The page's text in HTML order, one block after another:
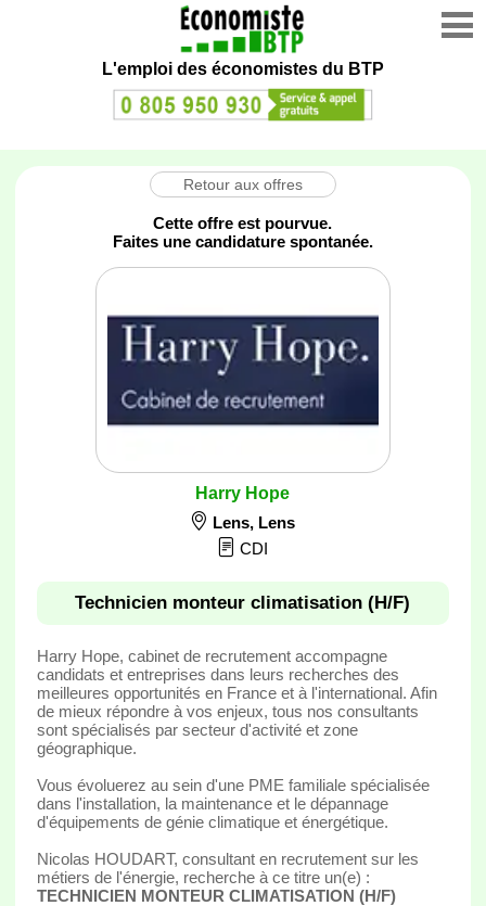
L'emploi des économistes du BTP
Retour aux offres
Cette offre est pourvue.
Faites une candidature spontanée.
Harry Hope
Lens, Lens
CDI
Technicien monteur climatisation (H/F)
Harry Hope, cabinet de recrutement accompagne
candidats et entreprises dans leurs recherches des
meilleures opportunités en France et à l'international. Afin
de mieux répondre à vos enjeux, tous nos consultants
sont spécialisés par secteur d'activité et zone
géographique.
Vous évoluerez au sein d'une PME familiale spécialisée
dans l'installation, la maintenance et le dépannage
d'équipements de génie climatique et énergétique.
Nicolas HOUDART, consultant en recrutement sur les
métiers de l'énergie, recherche à ce titre un(e) :
TECHNICIEN MONTEUR CLIMATISATION (H/F)